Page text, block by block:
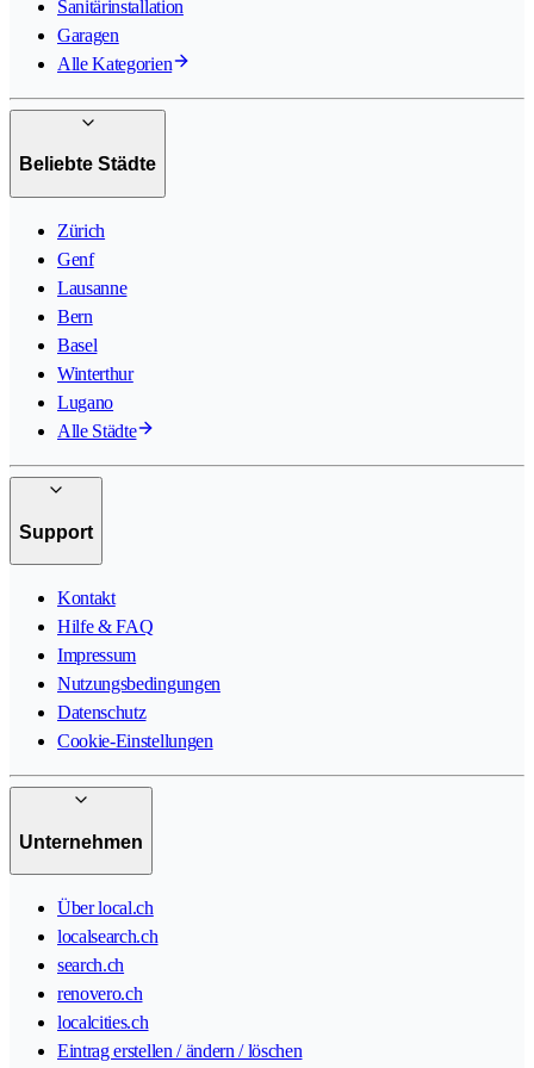
Sanitärinstallation
Garagen
Alle Kategorien
Beliebte Städte
Zürich
Genf
Lausanne
Bern
Basel
Winterthur
Lugano
Alle Städte
Support
Kontakt
Hilfe & FAQ
Impressum
Nutzungsbedingungen
Datenschutz
Cookie-Einstellungen
Unternehmen
Über local.ch
localsearch.ch
search.ch
renovero.ch
localcities.ch
Eintrag erstellen / ändern / löschen